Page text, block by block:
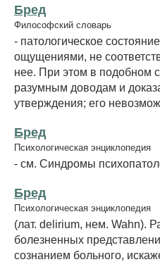
Бред
Философский словарь
- патологическое
ощущениями, не
нее. При этом в подобном
разумным доводам и
утверждения; его
Бред
Психологическая энциклопедия
- см. Синдромы
Бред
Психологическая энциклопедия
(лат. delirium, нем. Wahn).
болезненных
сознанием больного,